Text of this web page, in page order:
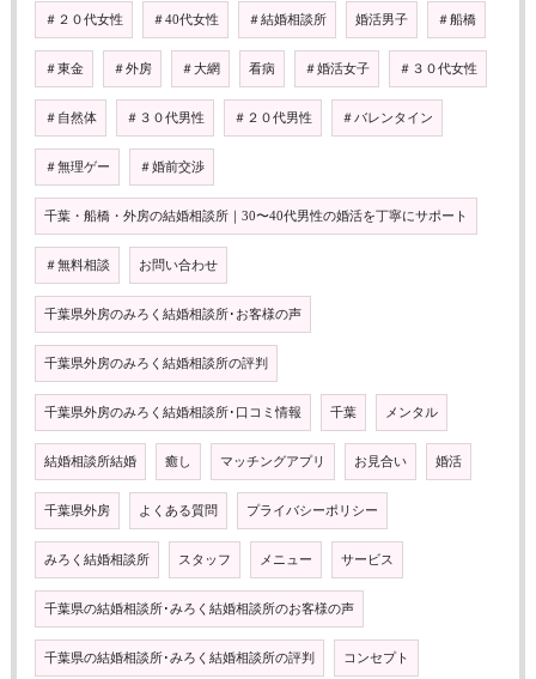
＃２０代女性 ＃40代女性 ＃結婚相談所 婚活男子 ＃船橋
＃東金 ＃外房 ＃大網 看病 ＃婚活女子 ＃３０代女性
＃自然体 ＃３０代男性 ＃２０代男性 ＃バレンタイン
＃無理ゲー ＃婚前交渉
千葉・船橋・外房の結婚相談所｜30〜40代男性の婚活を丁寧にサポート
＃無料相談 お問い合わせ
千葉県外房のみろく結婚相談所･お客様の声
千葉県外房のみろく結婚相談所の評判
千葉県外房のみろく結婚相談所･口コミ情報 千葉 メンタル
結婚相談所結婚 癒し マッチングアプリ お見合い 婚活
千葉県外房 よくある質問 プライバシーポリシー
みろく結婚相談所 スタッフ メニュー サービス
千葉県の結婚相談所･みろく結婚相談所のお客様の声
千葉県の結婚相談所･みろく結婚相談所の評判 コンセプト